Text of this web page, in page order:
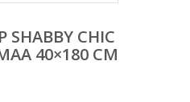
SHABBY CHIC
40×180 CM